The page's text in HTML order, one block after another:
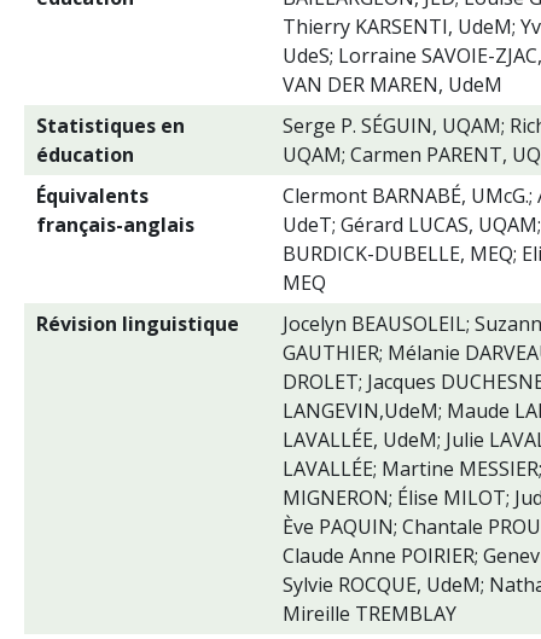
Thierry KARSENTI, UdeM;
UdeS; Lorraine SAVOIE-
VAN DER MAREN, UdeM
Statistiques en
éducation
Serge P. SÉGUIN, UQAM;
UQAM; Carmen PARENT,
Équivalents
français-anglais
Clermont BARNABÉ, UMcG.;
UdeT; Gérard LUCAS,
BURDICK-DUBELLE, MEQ;
MEQ
Révision linguistique
Jocelyn BEAUSOLEIL;
GAUTHIER; Mélanie
DROLET; Jacques
LANGEVIN,UdeM; Maude
LAVALLÉE, UdeM; Julie
LAVALLÉE; Martine
MIGNERON; Élise MILOT;
Ève PAQUIN; Chantale
Claude Anne POIRIER;
Sylvie ROCQUE, UdeM;
Mireille TREMBLAY